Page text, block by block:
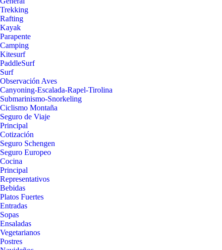
Trekking
Rafting
Kayak
Parapente
Camping
Kitesurf
PaddleSurf
Surf
Observación Aves
Canyoning-Escalada-Rapel-Tirolina
Submarinismo-Snorkeling
Ciclismo Montaña
Seguro de Viaje
Principal
Cotización
Seguro Schengen
Seguro Europeo
Cocina
Principal
Representativos
Bebidas
Platos Fuertes
Entradas
Sopas
Ensaladas
Vegetarianos
Postres